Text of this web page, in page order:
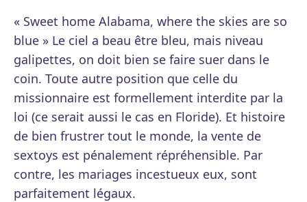
« Sweet home Alabama, where the skies are so
blue » Le ciel a beau être bleu, mais niveau
galipettes, on doit bien se faire suer dans le
coin. Toute autre position que celle du
missionnaire est formellement interdite par la
loi (ce serait aussi le cas en Floride). Et histoire
de bien frustrer tout le monde, la vente de
sextoys est pénalement répréhensible. Par
contre, les mariages incestueux eux, sont
parfaitement légaux.